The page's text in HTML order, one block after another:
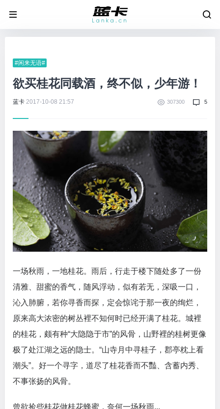
#闲来无语#
欲买桂花同载酒，终不似，少年游！
蓝卡 2017-10-08 21:57 307300 5
一场秋雨，一地桂花。雨后，行走于楼下随处多了一份
清雅、甜蜜的香气，随风浮动，似有若无，深吸一口，
沁入肺腑，若你寻香而探，定会惊诧于那一夜的绚烂，
原来高大浓密的树丛裡不知何时已经开满了桂花。城裡
的桂花，颇有种“大隐隐于市”的风骨，山野裡的桂树更像
极了处江湖之远的隐士。“山寺月中寻桂子，郡亭枕上看
潮头”。好一个寻字，道尽了桂花香而不豔、含蓄内秀、
不事张扬的风骨。
曾欲捡些桂花做桂花蜂蜜，奈何一场秋雨...